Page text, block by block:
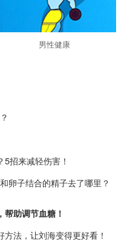
男性健康
招来减轻伤害！
卵子结合的精子去了哪里？
助调节血糖！
法，让刘海变得更好看！